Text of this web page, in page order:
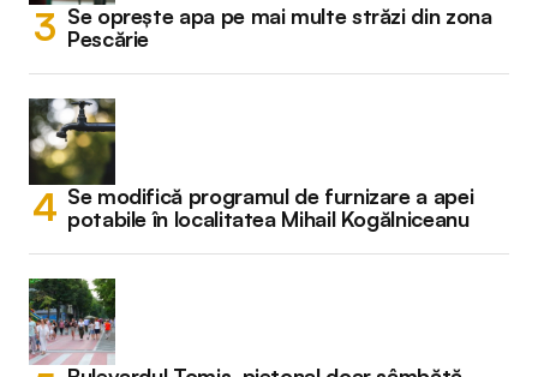
Se oprește apa pe mai multe străzi din zona
Pescărie
Se modifică programul de furnizare a apei
potabile în localitatea Mihail Kogălniceanu